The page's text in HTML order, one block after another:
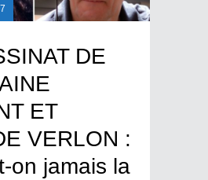
DE
ET
VERLON :
on jamais la